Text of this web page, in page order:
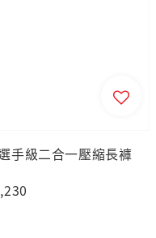
手級二合一壓縮長褲